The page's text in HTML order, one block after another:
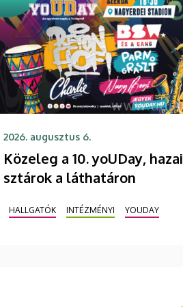
2026. augusztus 6.
Közeleg a 10. yoUDay, hazai
sztárok a láthatáron
HALLGATÓK INTÉZMÉNYI YOUDAY